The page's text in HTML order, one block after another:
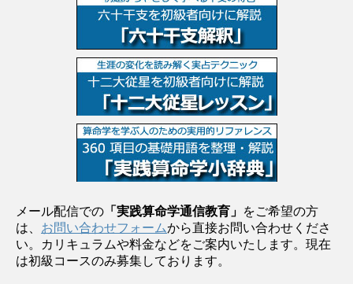
メール配信での 「実践算命学通信教育」 をご希望の方
は、 お問い合わせフォームから直接お問い合わせくださ
い。カリキュラムや料金などをご案内いたします。現在
は初級コースのみ募集しております。